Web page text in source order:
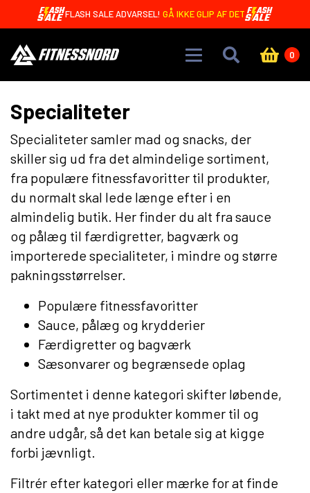
Skip to main contentOREO BARS MED 20G PROTEIN - KUN 4,99 DKK 🤩
0
Specialiteter
Specialiteter samler mad og snacks, der
skiller sig ud fra det almindelige sortiment,
fra populære fitnessfavoritter til produkter,
du normalt skal lede længe efter i en
almindelig butik. Her finder du alt fra sauce
og pålæg til færdigretter, bagværk og
importerede specialiteter, i mindre og større
pakningsstørrelser.
Populære fitnessfavoritter
Sauce, pålæg og krydderier
Færdigretter og bagværk
Sæsonvarer og begrænsede oplag
Sortimentet i denne kategori skifter løbende,
i takt med at nye produkter kommer til og
andre udgår, så det kan betale sig at kigge
forbi jævnligt.
Filtrér efter kategori eller mærke for at finde